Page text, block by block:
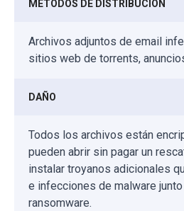
MÉTODOS DE DISTRIBUCIÓN
Archivos adjuntos de email
sitios web de torrents,
DAÑO
Todos los archivos están
pueden abrir sin pagar un
instalar troyanos adicionales
e infecciones de malware
ransomware.